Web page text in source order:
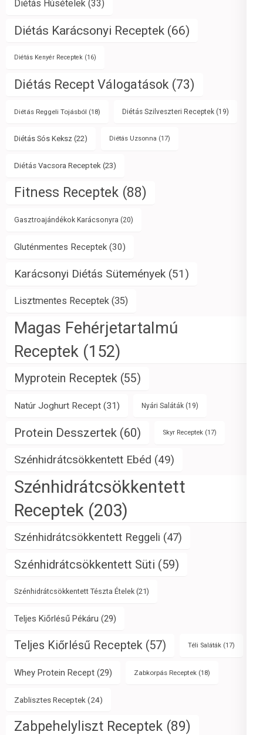
Diétás Húsételek (33)
Diétás Karácsonyi Receptek (66)
Diétás Kenyér Receptek (16)
Diétás Recept Válogatások (73)
Diétás Reggeli Tojásból (18) Diétás Szilveszteri Receptek (19)
Diétás Sós Keksz (22) Diétás Uzsonna (17)
Diétás Vacsora Receptek (23)
Fitness Receptek (88)
Gasztroajándékok Karácsonyra (20)
Gluténmentes Receptek (30)
Karácsonyi Diétás Sütemények (51)
Lisztmentes Receptek (35)
Magas Fehérjetartalmú
Receptek (152)
Myprotein Receptek (55)
Natúr Joghurt Recept (31) Nyári Saláták (19)
Protein Desszertek (60) Skyr Receptek (17)
Szénhidrátcsökkentett Ebéd (49)
Szénhidrátcsökkentett
Receptek (203)
Szénhidrátcsökkentett Reggeli (47)
Szénhidrátcsökkentett Süti (59)
Szénhidrátcsökkentett Tészta Ételek (21)
Teljes Kiőrlésű Pékáru (29)
Teljes Kiőrlésű Receptek (57) Téli Saláták (17)
Whey Protein Recept (29) Zabkorpás Receptek (18)
Zablisztes Receptek (24)
Zabpehelyliszt Receptek (89)